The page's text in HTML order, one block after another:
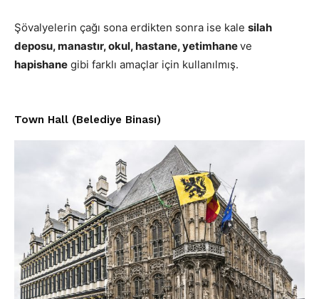
Şövalyelerin çağı sona erdikten sonra ise kale silah
deposu, manastır, okul, hastane, yetimhaneve
hapishane gibi farklı amaçlar için kullanılmış.
Town Hall (Belediye Binası)